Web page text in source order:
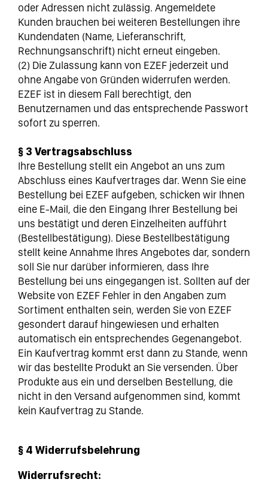
oder Adressen nicht zulässig. Angemeldete
Kunden brauchen bei weiteren Bestellungen ihre
Kundendaten (Name, Lieferanschrift,
Rechnungsanschrift) nicht erneut eingeben.
(2) Die Zulassung kann von EZEF jederzeit und
ohne Angabe von Gründen widerrufen werden.
EZEF ist in diesem Fall berechtigt, den
Benutzernamen und das entsprechende Passwort
sofort zu sperren.
§ 3 Vertragsabschluss
Ihre Bestellung stellt ein Angebot an uns zum
Abschluss eines Kaufvertrages dar. Wenn Sie eine
Bestellung bei EZEF aufgeben, schicken wir Ihnen
eine E-Mail, die den Eingang Ihrer Bestellung bei
uns bestätigt und deren Einzelheiten aufführt
(Bestellbestätigung). Diese Bestellbestätigung
stellt keine Annahme Ihres Angebotes dar, sondern
soll Sie nur darüber informieren, dass Ihre
Bestellung bei uns eingegangen ist. Sollten auf der
Website von EZEF Fehler in den Angaben zum
Sortiment enthalten sein, werden Sie von EZEF
gesondert darauf hingewiesen und erhalten
automatisch ein entsprechendes Gegenangebot.
Ein Kaufvertrag kommt erst dann zu Stande, wenn
wir das bestellte Produkt an Sie versenden. Über
Produkte aus ein und derselben Bestellung, die
nicht in den Versand aufgenommen sind, kommt
kein Kaufvertrag zu Stande.
§ 4 Widerrufsbelehrung
Widerrufsrecht: